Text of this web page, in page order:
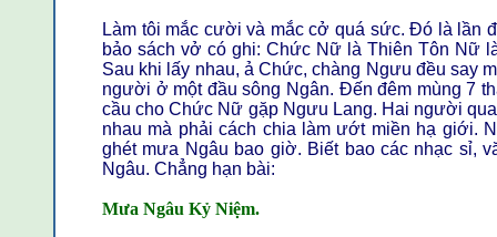
Làm tôi mắc cười và mắc cở quá sức. Đó là lần
bảo sách vở có ghi: Chức Nữ là Thiên Tôn Nữ
Sau khi lấy nhau, ả Chức, chàng Ngưu đều say
người ở một đầu sông Ngân. Đến đêm mùng 7
cầu cho Chức Nữ gặp Ngưu Lang. Hai người
nhau mà phải cách chia làm ướt miền hạ giới.
ghét mưa Ngâu bao giờ. Biết bao các nhạc sỉ,
Ngâu. Chẳng hạn bài:
Mưa Ngâu Kỷ Niệm.